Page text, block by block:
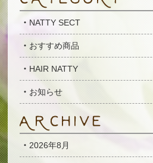
NATTY SECT
おすすめ商品
HAIR NATTY
お知らせ
2026年8月